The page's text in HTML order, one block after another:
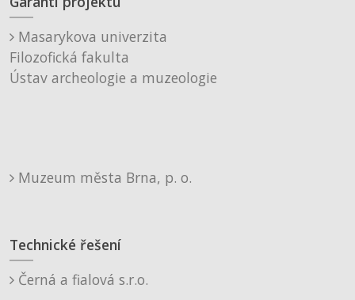
Masarykova univerzita
Filozofická fakulta
Ústav archeologie a muzeologie
Muzeum města Brna, p. o.
Technické řešení
Černá a fialová s.r.o.